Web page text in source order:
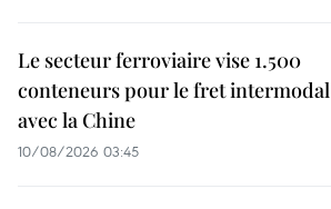
Le secteur ferroviaire vise 1.500
conteneurs pour le fret intermodal
avec la Chine
10/08/2026 03:45